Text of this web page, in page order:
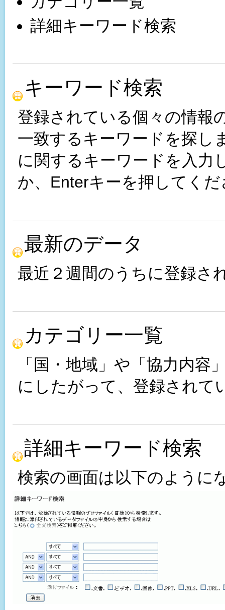
詳細キーワード検索
キーワード検索
登録されている個々の情報
一致するキーワードを探し
に関するキーワードを入力
か、Enterキーを押してくだ
最新のデータ
最近２週間のうちに登録さ
カテゴリー一覧
「国・地域」や「協力内
にしたがって、登録されて
詳細キーワード検索
検索の画面は以下のように